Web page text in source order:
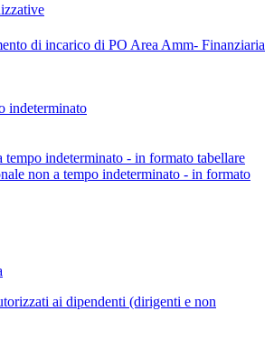
di incarico di PO Area Amm- Finanziaria
indeterminato
tempo indeterminato - in formato tabellare
non a tempo indeterminato - in formato
ai dipendenti (dirigenti e non